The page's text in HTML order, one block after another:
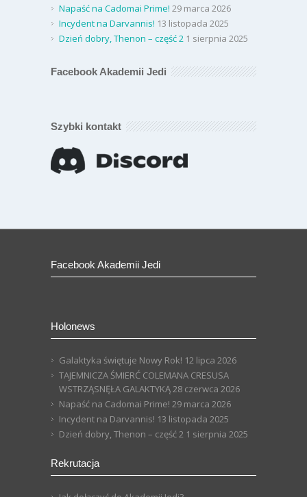
Napaść na Cadomai Prime! 29 marca 2026
Incydent na Darvannis! 13 listopada 2025
Dzień dobry, Thenon – część 2 1 sierpnia 2025
Facebook Akademii Jedi
Szybki kontakt
Facebook Akademii Jedi
Holonews
Galaktyka świętuje Nowy Rok! 12 lipca 2026
TAJEMNICZA ŚMIERĆ COLEMANA CRESUSA
WSTRZĄSNĘŁA GALAKTYKĄ28 czerwca 2026
Napaść na Cadomai Prime! 29 marca 2026
Incydent na Darvannis! 13 listopada 2025
Dzień dobry, Thenon – część 2 1 sierpnia 2025
Rekrutacja